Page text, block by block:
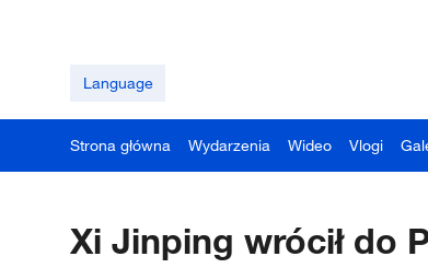
Language
Strona główna Wydarzenia Wideo Vlogi
Xi Jinping wrócił do